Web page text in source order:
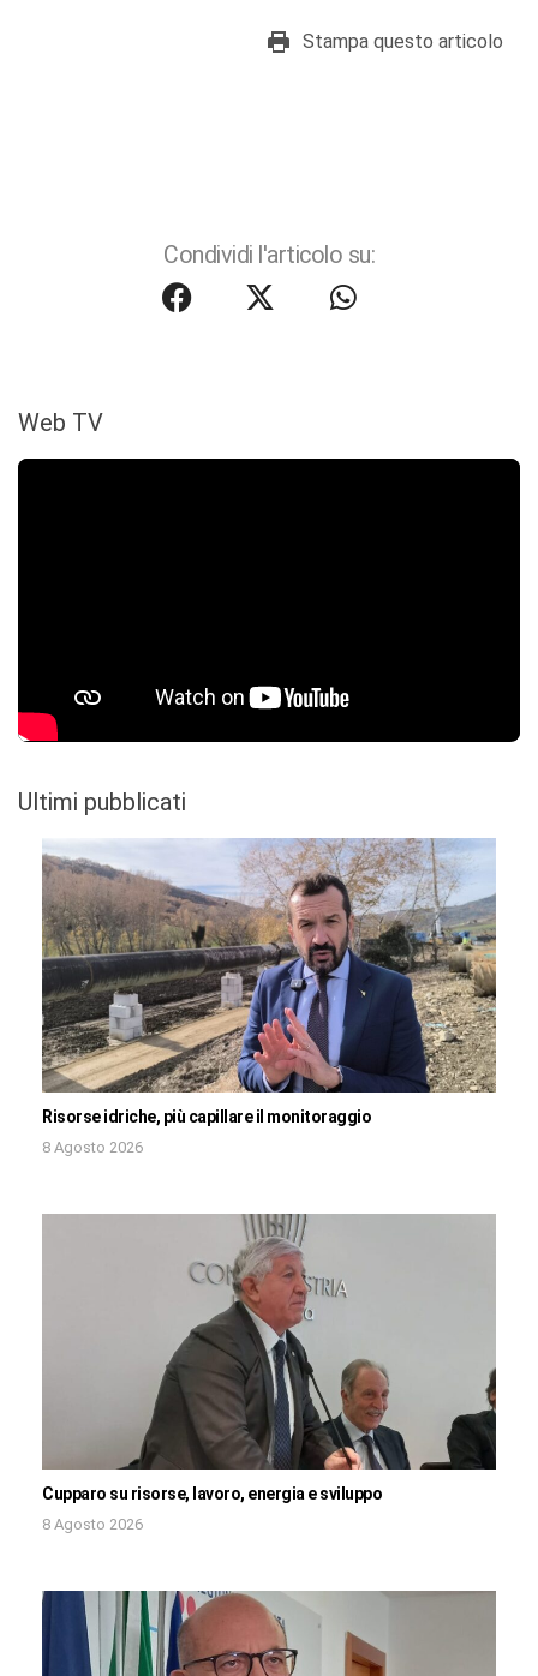
Stampa questo articolo
Condividi l'articolo su:
Web TV
Ultimi pubblicati
Risorse idriche, più capillare il monitoraggio
8 Agosto 2026
Cupparo su risorse, lavoro, energia e sviluppo
8 Agosto 2026